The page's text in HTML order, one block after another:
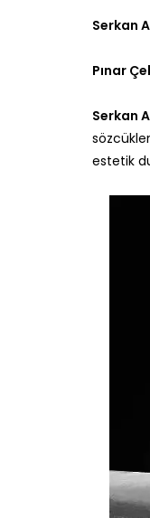
Serkan
Pınar
Serkan
estetik